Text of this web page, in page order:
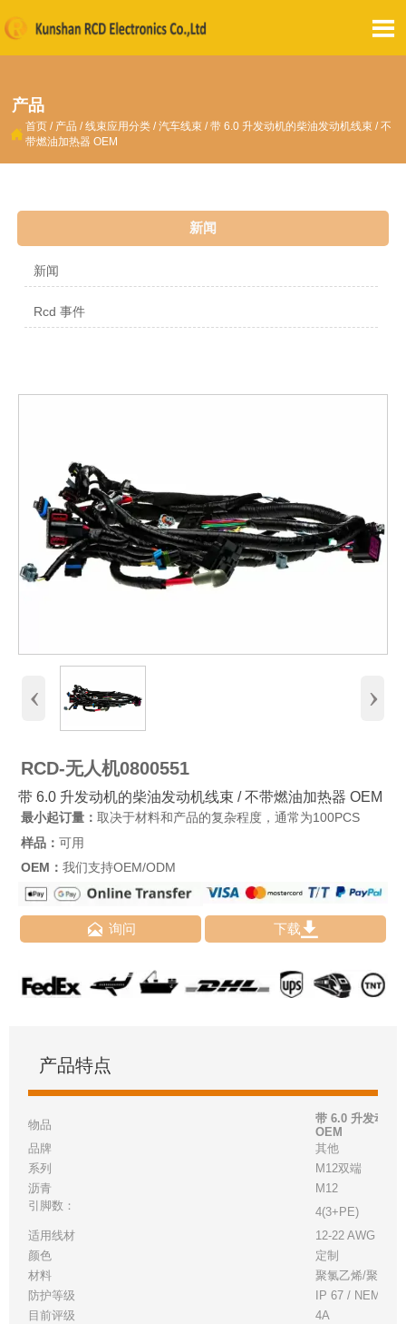

产品
 首页 / 产品 /线束应用分类 /汽车线束 /带 6.0 升发动机的柴油发动机线束 / 不
带燃油加热器 OEM
新闻
新闻
Rcd 事件
‹ ›
RCD-无人机0800551
带 6.0 升发动机的柴油发动机线束 / 不带燃油加热器 OEM
最小起订量： 取决于材料和产品的复杂程度，通常为100PCS
样品： 可用
OEM： 我们支持OEM/ODM
 询问 下载
产品特点
物品
带 6.0 升发动机
OEM
品牌
其他
系列
M12双端
沥青
M12
引脚数：
4(3+PE)
适用线材
12-22 AWG，搁
颜色
定制
材料
聚氯乙烯/聚氨酯
防护等级
IP 67 / NEMA 6P
目前评级
4A